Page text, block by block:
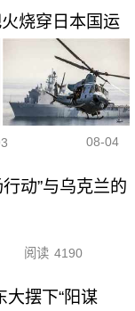
烧穿日本国运
08-04
动”与乌克兰的
阅读 4190
大摆下“阳谋